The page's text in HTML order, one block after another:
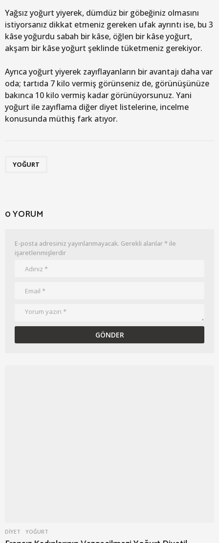
Yağsız yoğurt yiyerek, dümdüz bir göbeğiniz olmasını
istiyorsanız dikkat etmeniz gereken ufak ayrıntı ise, bu 3
kâse yoğurdu sabah bir kâse, öğlen bir kâse yoğurt,
akşam bir kâse yoğurt şeklinde tüketmeniz gerekiyor.
Ayrıca yoğurt yiyerek zayıflayanların bir avantajı daha var
oda; tartıda 7 kilo vermiş görünseniz de, görünüşünüze
bakınca 10 kilo vermiş kadar görünüyorsunuz. Yani
yoğurt ile zayıflama diğer diyet listelerine, incelme
konusunda müthiş fark atıyor.
YOĞURT
0 YORUM
E-posta adresiniz yayınlanmayacak. Gerekli alanlar* ile
işaretlenmişlerdir
DIYET YOĞURT